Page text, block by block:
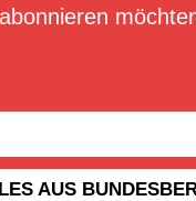
abonnieren
AUS